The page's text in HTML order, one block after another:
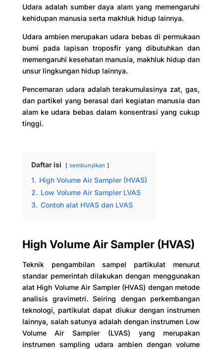
Udara adalah sumber daya alam yang memengaruhi
kehidupan manusia serta makhluk hidup lainnya.
Udara ambien merupakan udara bebas di permukaan
bumi pada lapisan troposfir yang dibutuhkan dan
memengaruhi kesehatan manusia, makhluk hidup dan
unsur lingkungan hidup lainnya.
Pencemaran udara adalah terakumulasinya zat, gas,
dan partikel yang berasal dari kegiatan manusia dan
alam ke udara bebas dalam konsentrasi yang cukup
tinggi.
Daftar isi sembunyikan
1. High Volume Air Sampler (HVAS)
2. Low Volume Air Sampler LVAS
3. Contoh alat HVAS dan LVAS
High Volume Air Sampler (HVAS)
Teknik pengambilan sampel partikulat menurut
standar pemerintah dilakukan dengan menggunakan
alat High Volume Air Sampler (HVAS) dengan metode
analisis gravimetri. Seiring dengan perkembangan
teknologi, partikulat dapat diukur dengan instrumen
lainnya, salah satunya adalah dengan instrumen Low
Volume Air Sampler (LVAS) yang merupakan
instrumen sampling udara ambien dengan volume